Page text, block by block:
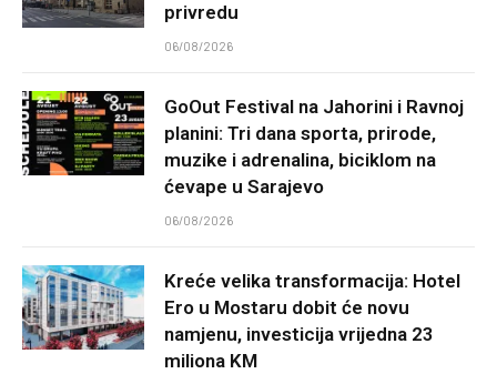
privredu
06/08/2026
GoOut Festival na Jahorini i Ravnoj
planini: Tri dana sporta, prirode,
muzike i adrenalina, biciklom na
ćevape u Sarajevo
06/08/2026
Kreće velika transformacija: Hotel
Ero u Mostaru dobit će novu
namjenu, investicija vrijedna 23
miliona KM